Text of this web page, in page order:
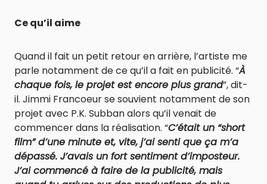
Ce qu’il aime
Quand il fait un petit retour en arrière, l’artiste me
parle notamment de ce qu’il a fait en publicité. “À
chaque fois, le projet est encore plus grand”, dit-
il. Jimmi Francoeur se souvient notamment de son
projet avec P.K. Subban alors qu’il venait de
commencer dans la réalisation. “C’était un “short
film” d’une minute et, vite, j’ai senti que ça m’a
dépassé. J’avais un fort sentiment d’imposteur.
J’ai commencé à faire de la publicité, mais